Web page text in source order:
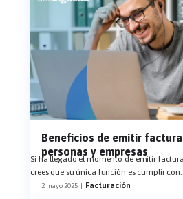
Beneficios de emitir
personas y empresas
Si ha llegado el momento de emitir
crees que su única función es cumplir con
2 mayo 2025 | Facturación